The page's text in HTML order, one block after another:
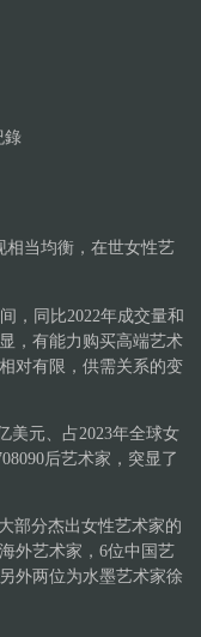
錄
相当均衡，在世女性艺
，同比2022年成交量和
，有能力购买高端艺术
对有限，供需关系的变
美元、占2023年全球女
后艺术家，突显了
部分杰出女性艺术家的
外艺术家，6位中国艺
外两位为水墨艺术家徐